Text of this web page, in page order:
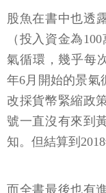
股魚在書中也透
（投入資金為
氣循環，幾乎每
年6月開始的景氣
改採貨幣緊縮政
號一直沒有來到
知。但結算到
而全書最後也有